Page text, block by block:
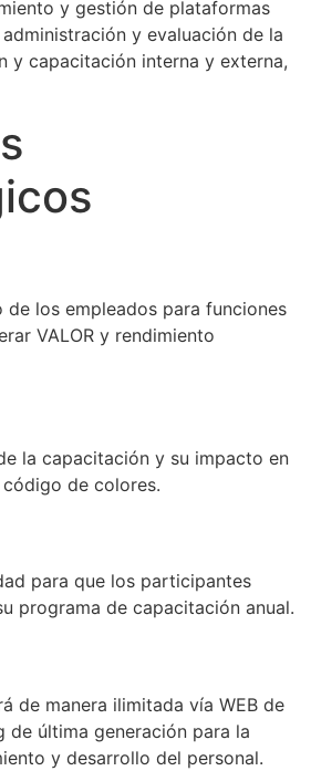
y gestión de plataformas
y evaluación de la
y capacitación interna y externa,
de los empleados para funciones
VALOR y rendimiento
la capacitación y su impacto en
de colores.
para que los participantes
programa de capacitación anual.
de manera ilimitada vía WEB de
de última generación para la
y desarrollo del personal.